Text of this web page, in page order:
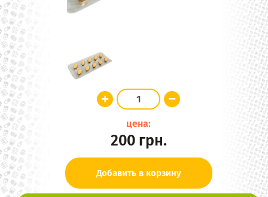
цена:
200грн.
Добавить в корзину